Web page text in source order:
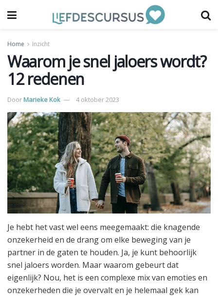
Home Inzicht
Waarom je snel jaloers wordt?
12 redenen
DoorMarieke Kok 4 oktober 2023
Je hebt het vast wel eens meegemaakt: die knagende
onzekerheid en de drang om elke beweging van je
partner in de gaten te houden. Ja, je kunt behoorlijk
snel jaloers worden. Maar waarom gebeurt dat
eigenlijk? Nou, het is een complexe mix van emoties en
onzekerheden die je overvalt en je helemaal gek kan